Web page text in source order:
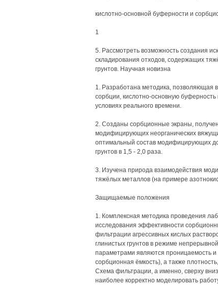
кислотно-основной буферности и
1
5. Рассмотреть возможность создания
складирования отходов, содержащих
грунтов. Научная новизна
1. Разработана методика, позволяющая
сорбции, кислотно-основную
условиях реального времени.
2. Созданы сорбционные экраны,
модифицирующих неорганических
оптимальный состав модифицирующих
грунтов в 1,5 - 2,0 раза.
3. Изучена природа взаимодействия
тяжёлых металлов (на примере
Защищаемые положения
1. Комплексная методика проведения
исследования эффективности
фильтрации агрессивных кислых
глинистых грунтов в режиме
параметрами являются проницаемость и
сорбционная ёмкость), а также
Схема фильтрации, а именно, сверху
наиболее корректно моделировать